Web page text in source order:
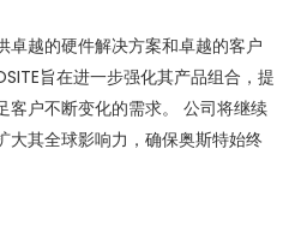
卓越的硬件解决方案和卓越的客户
旨在进一步强化其产品组合，提
客户不断变化的需求。 公司将继续
大其全球影响力，确保奥斯特始终